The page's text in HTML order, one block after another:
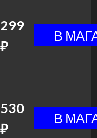
299
₽
530
₽